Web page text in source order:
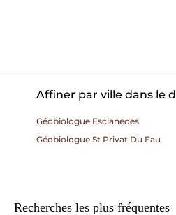
Affiner par ville dans le
Géobiologue Esclanedes
Géobiologue St Privat Du Fau
Recherches les plus fréquentes